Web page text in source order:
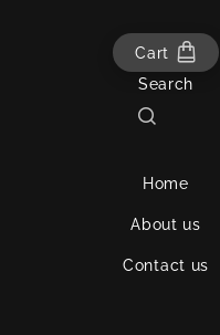
Cart
Search
Home
About us
Contact us